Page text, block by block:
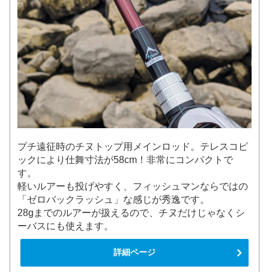
プチ遠征時のチヌトップ用メインロッド。テレスコピ
ックにより仕舞寸法が58cm！非常にコンパクトで
す。
軽いルアーも投げやすく、フィッシュマンならではの
「ゼロバックラッシュ」な感じが秀逸です。
28gまでのルアーが扱えるので、チヌだけじゃなくシ
ーバスにも使えます。
詳細ページ